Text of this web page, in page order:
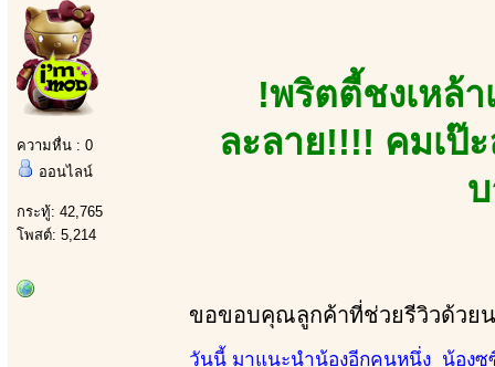
ความหื่น : 0
ออนไลน์
กระทู้: 42,765
โพสต์: 5,214
!พริตตี้ชงเหล้
ละลาย!!!! คมเป๊
ขอขอบคุณลูกค้าที่ช่วยรีวิวด้วย
วันนี้ มาแนะนำน้องอีกคนหนึ่ง น้องซู